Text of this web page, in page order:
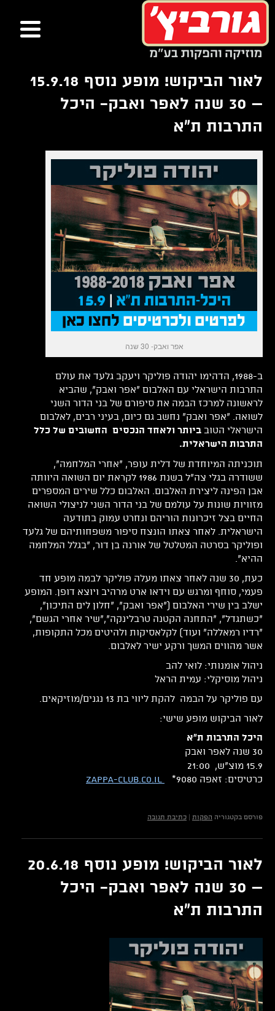
עבור
לתוכן
צור
קשר
לאור הביקוש! מופע נוסף 15.9.18
– 30 שנה לאפר ואבק- היכל
התרבות ת"א
אפר ואבק- 30 שנה
ב-1988, הדהימו יהודה פוליקר ויעקב גלעד את עולם
התרבות הישראלי עם האלבום "אפר ואבק", שהביא
לראשונה למרכז הבמה את סיפורם של בני הדור השני
לשואה. "אפר ואבק" נחשב גם כיום, בעיני רבים, לאלבום
הישראלי הטוב ביותר ולאחד הנכסים החשובים של כלל
התרבות הישראלית.
תוכניתה המיוחדת של דלית עופר, "אחרי המלחמה",
ששודרה בגלי צה"ל בשנת 1986 לקראת יום השואה היוותה
אבן הפינה ליצירת האלבום. האלבום כלל שירים המספרים
מזוויות שונות על עולמם של בני הדור השני לניצולי השואה
החיים בצל זיכרונות הוריהם ונחרט עמוק בתודעה
הישראלית. לאחר צאתו הונצח סיפור משפחותיהם של גלעד
ופוליקר בסרטה המטלטל של אורנה בן דור, "בגלל המלחמה
ההיא".
כעת, 30 שנה לאחר צאתו מעלה פוליקר לבמה מופע חד
פעמי, סוחף ומרגש עם וידאו ארט מרהיב ויוצא דופן. המופע
ישלב בין שירי האלבום ("אפר ואבק", "חלון לים התיכון",
"כשתגדל", "התחנה הקטנה טרבלינקה","שיר אחרי הגשם",
"רדיו רמאללה" ועוד) לקלאסיקות ולהיטים מכל התקופות,
אשר מהווים המשך ורקע ישיר לאלבום.
ניהול אומנותי: לואי להב
ניהול מוסיקלי: עמית הראל
עם פוליקר על הבמה להקת ליווי בת 13 נגנים/מוזיקאים.
לאור הביקוש מופע שישי:
היכל התרבות ת"א
30 שנה לאפר ואבק
15.9 מוצ"ש, 21:00
כרטיסים: זאפה 9080*
פורסם בקטגוריה הפקות | כתיבת תגובה
לאור הביקוש! מופע נוסף 20.6.18
– 30 שנה לאפר ואבק- היכל
התרבות ת"א